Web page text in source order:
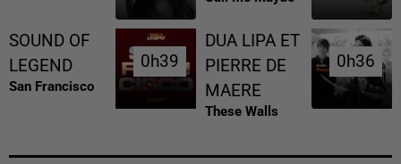
SOUND OF
LEGEND
San Francisco
0h39
0h39
DUA LIPA ET
PIERRE DE
MAERE
These Walls
0h36
0h36